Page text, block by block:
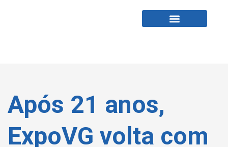
Após 21 anos,
ExpoVG volta com